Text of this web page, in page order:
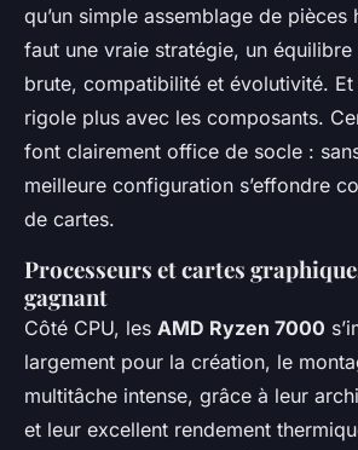
qu’un simple assemblage de pièces
faut une vraie stratégie, un équilibre
brute, compatibilité et évolutivité.
rigole plus avec les composants.
font clairement office de socle :
meilleure configuration s’effondre
de cartes.
Processeurs et cartes
gagnant
Côté CPU, les AMD Ryzen 7000
largement pour la création, le
multitâche intense, grâce à leur
et leur excellent rendement